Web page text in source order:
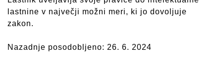
lastnine v največji možni meri, ki jo dovoljuje
zakon.
Nazadnje posodobljeno: 26. 6. 2024